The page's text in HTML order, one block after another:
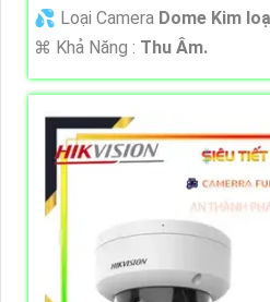
💦 Loại Camera Dome Kim
️⌘ Khả Năng : Thu Âm.